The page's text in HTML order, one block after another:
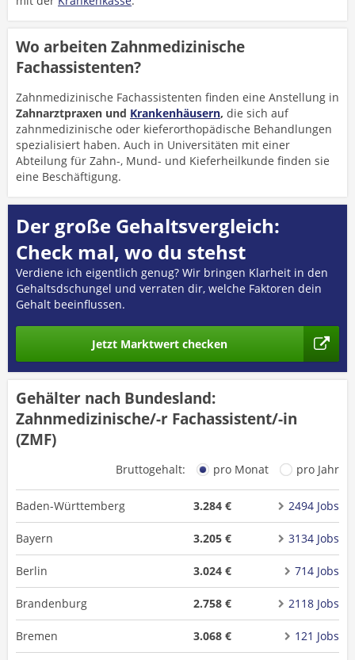
Wo arbeiten Zahnmedizinische
Fachassistenten?
Zahnmedizinische Fachassistenten finden eine Anstellung in
Zahnarztpraxen und Krankenhäusern, die sich auf
zahnmedizinische oder kieferorthopädische Behandlungen
spezialisiert haben. Auch in Universitäten mit einer
Abteilung für Zahn-, Mund- und Kieferheilkunde finden sie
eine Beschäftigung.
Der große Gehaltsvergleich:
Check mal, wo du stehst
Verdiene ich eigentlich genug? Wir bringen Klarheit in den
Gehaltsdschungel und verraten dir, welche Faktoren dein
Gehalt beeinflussen.
Jetzt Marktwert checken
Gehälter nach Bundesland:
Zahnmedizinische/-r Fachassistent/-in
(ZMF)
Bruttogehalt: pro Monat pro Jahr
Baden-Württemberg 3.284 € 2494 Jobs
Bayern 3.205 € 3134 Jobs
Berlin 3.024 € 714 Jobs
Brandenburg 2.758 € 2118 Jobs
Bremen 3.068 € 121 Jobs